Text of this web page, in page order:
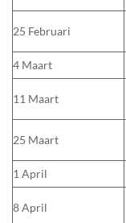
25 Februari
4 Maart
11 Maart
25 Maart
1 April
8 April